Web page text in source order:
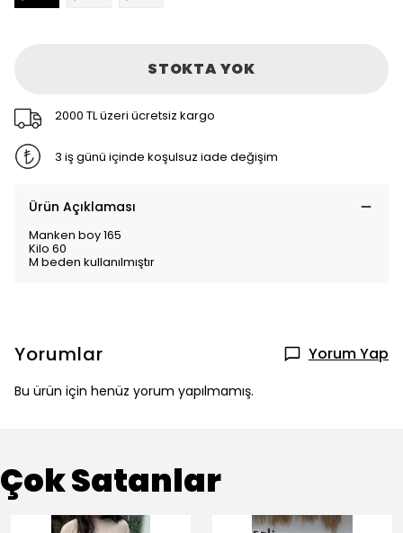
STOKTA YOK
2000 TL üzeri ücretsiz kargo
3 iş günü içinde koşulsuz iade değişim
Ürün Açıklaması
Manken boy 165
Kilo 60
M beden kullanılmıştır
Yorumlar Yorum Yap
Bu ürün için henüz yorum yapılmamış.
Çok Satanlar